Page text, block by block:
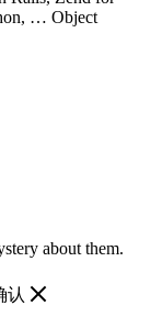
… Object
about them.
认